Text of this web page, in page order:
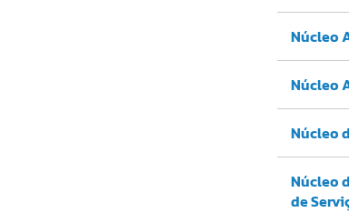
Núcleo
Núcleo
Núcleo
Núcleo
de